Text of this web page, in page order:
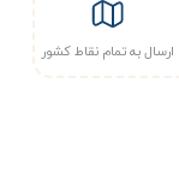
ارسال به تمام نقاط کشور